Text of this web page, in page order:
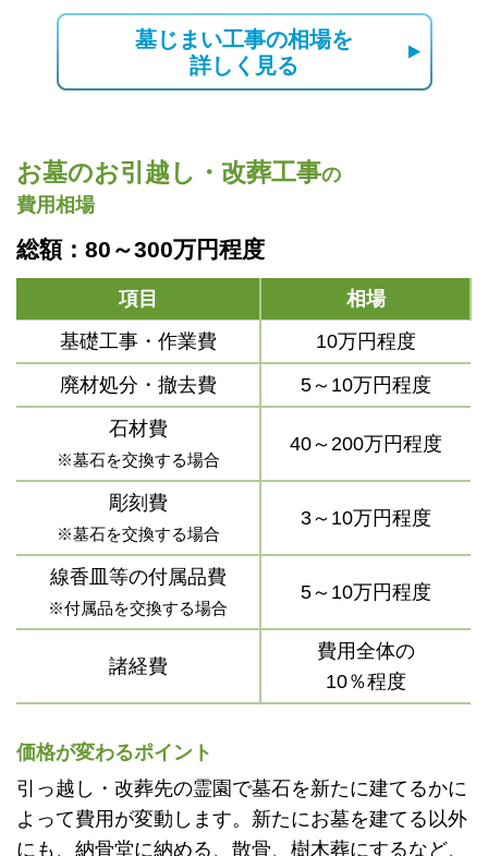
墓じまい工事の相場を
詳しく見る
お墓のお引越し・改葬工事の
費用相場
総額：80～300万円程度
項目
相場
基礎工事・作業費
10万円程度
廃材処分・撤去費
5～10万円程度
石材費
※墓石を交換する場合
40～200万円程度
彫刻費
※墓石を交換する場合
3～10万円程度
線香皿等の付属品費
※付属品を交換する場合
5～10万円程度
諸経費
費用全体の
10％程度
価格が変わるポイント
引っ越し・改葬先の霊園で墓石を新たに建てるかに
よって費用が変動します。新たにお墓を建てる以外
にも、納骨堂に納める、散骨、樹木葬にするなど、